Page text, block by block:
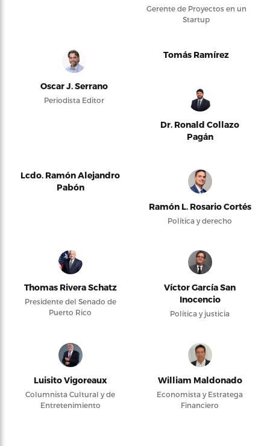
Gerente de Proyectos en un
Startup
Oscar J. Serrano
Periodista Editor
Tomás Ramírez
Dr. Ronald Collazo
Pagán
Lcdo. Ramón Alejandro
Pabón
Ramón L. Rosario Cortés
Política y derecho
Thomas Rivera Schatz
Presidente del Senado de
Puerto Rico
Víctor García San
Inocencio
Política y justicia
Luisito Vigoreaux
Columnista Cultural y de
Entretenimiento
William Maldonado
Economista y Estratega
Financiero